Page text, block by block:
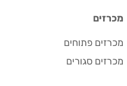
מכרזים
מכרזים פתוחים
מכרזים סגורים